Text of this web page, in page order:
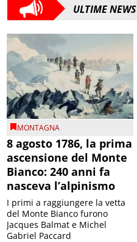
ULTIME NEWS
MONTAGNA
8 agosto 1786, la prima
ascensione del Monte
Bianco: 240 anni fa
nasceva l’alpinismo
I primi a raggiungere la vetta
del Monte Bianco furono
Jacques Balmat e Michel
Gabriel Paccard